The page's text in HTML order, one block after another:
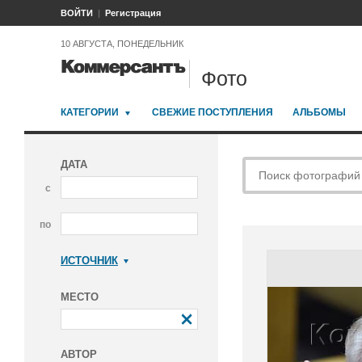
ВОЙТИ Регистрация
10 АВГУСТА, ПОНЕДЕЛЬНИК
Фото
КАТЕГОРИИ СВЕЖИЕ ПОСТУПЛЕНИЯ АЛЬБОМЫ
ДАТА
с
по
ИСТОЧНИК
МЕСТО
АВТОР